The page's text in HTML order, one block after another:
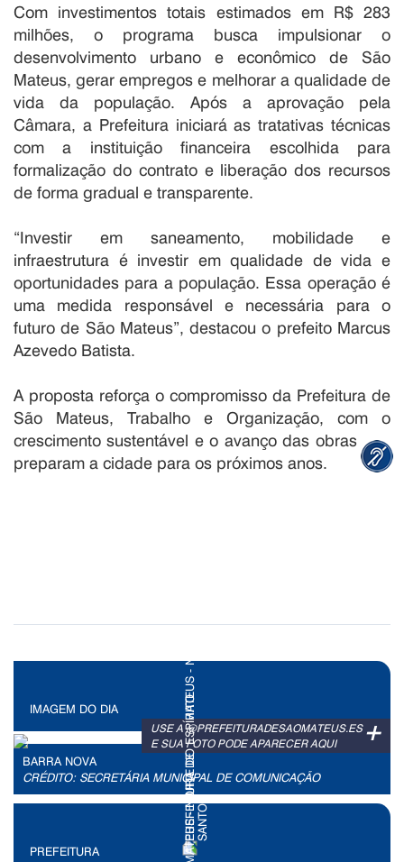
Com investimentos totais estimados em R$ 283
milhões, o programa busca impulsionar o
desenvolvimento urbano e econômico de São
Mateus, gerar empregos e melhorar a qualidade de
vida da população. Após a aprovação pela
Câmara, a Prefeitura iniciará as tratativas técnicas
com a instituição financeira escolhida para
formalização do contrato e liberação dos recursos
de forma gradual e transparente.
“Investir em saneamento, mobilidade e
infraestrutura é investir em qualidade de vida e
oportunidades para a população. Essa operação é
uma medida responsável e necessária para o
futuro de São Mateus”, destacou o prefeito Marcus
Azevedo Batista.
A proposta reforça o compromisso da Prefeitura de
São Mateus, Trabalho e Organização, com o
crescimento sustentável e o avanço das obras que
preparam a cidade para os próximos anos.
IMAGEM DO DIA
+
USE A @PREFEITURADESAOMATEUS.ES
E SUA FOTO PODE APARECER AQUI
BARRA NOVA
CRÉDITO: SECRETÁRIA MUNICIPAL DE COMUNICAÇÃO
PREFEITURA